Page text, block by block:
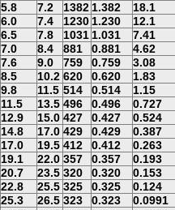
5.8 7.2 1382 1.382 18.1
6.0 7.4 1230 1.230 12.1
6.5 7.8 1031 1.031 7.41
7.0 8.4 881 0.881 4.62
7.6 9.0 759 0.759 3.08
8.5 10.2 620 0.620 1.83
9.8 11.5 514 0.514 1.15
11.5 13.5 496 0.496 0.727
12.9 15.0 427 0.427 0.524
14.8 17.0 429 0.429 0.387
17.0 19.5 412 0.412 0.263
19.1 22.0 357 0.357 0.193
20.7 23.5 320 0.320 0.153
22.8 25.5 325 0.325 0.124
25.3 26.5 323 0.323 0.0991